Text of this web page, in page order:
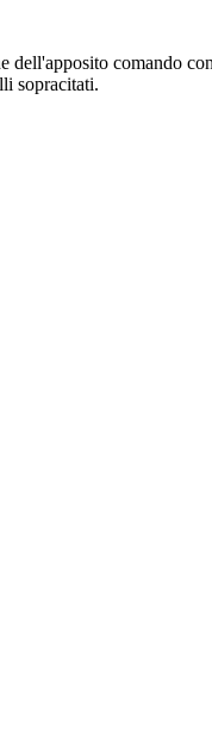
comando
sopracitati.